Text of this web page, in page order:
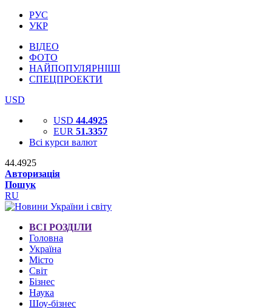
РУС
УКР
ВІДЕО
ФОТО
НАЙПОПУЛЯРНІШІ
СПЕЦПРОЕКТИ
USD
USD 44.4925
EUR 51.3357
Всі курси валют
44.4925
Авторизація
Пошук
RU
ВСІ РОЗДІЛИ
Головна
Україна
Місто
Світ
Бізнес
Наука
Шоу-бізнес